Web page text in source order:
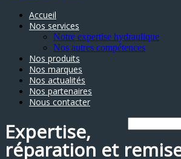
Accueil
Nos services
Notre expertise hydraulique
Nos autres compétences
Nos produits
Nos marques
Nos actualités
Nos partenaires
Nous contacter
Expertise,
réparation et